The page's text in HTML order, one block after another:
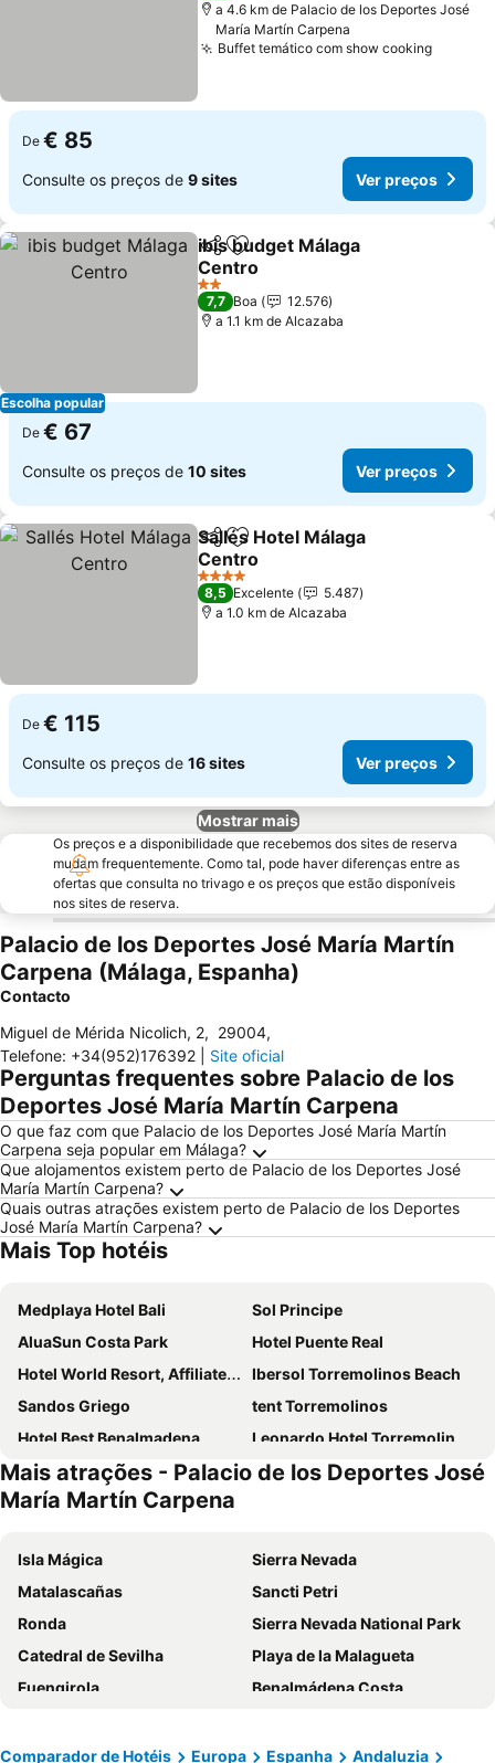
a 4.6 km de Palacio de los Deportes José
María Martín Carpena
Buffet temático com show cookingVer
De € 85
Consulte os preços de 9 sites Ver preços
Escolha popular
PartilharAdicionar aos favoritos
ibis budget Málaga
Centro
Ver preços
2 Estrelas
7,7 Boa
12.576
a 1.1 km de Alcazaba
De € 67
Consulte os preços de 10 sites Ver preços
PartilharAdicionar aos favoritos
Sallés Hotel Málaga
Centro
Ver preços
4 Estrelas
8,5 Excelente
5.487
a 1.0 km de Alcazaba
De € 115
Consulte os preços de 16 sites Ver preços
Mostrar mais
Os preços e a disponibilidade que recebemos dos sites de reserva
mudam frequentemente. Como tal, pode haver diferenças entre as
ofertas que consulta no trivago e os preços que estão disponíveis
nos sites de reserva.
Palacio de los Deportes José María Martín
Carpena (Málaga, Espanha)
Contacto
Miguel de Mérida Nicolich, 2, 29004,
Telefone: +34(952)176392 Site oficial
Perguntas frequentes sobre Palacio de los
Deportes José María Martín Carpena
O que faz com que Palacio de los Deportes José María Martín
Carpena seja popular em Málaga?
Que alojamentos existem perto de Palacio de los Deportes José
María Martín Carpena?
Quais outras atrações existem perto de Palacio de los Deportes
José María Martín Carpena?
Mais Top hotéis
Medplaya Hotel Bali
Sol Principe
AluaSun Costa Park
Hotel Puente Real
Hotel World Resort, Affiliated by Meliá
Ibersol Torremolinos Beach
Sandos Griego
tent Torremolinos
Hotel Best Benalmadena
Leonardo Hotel Torremolinos Costa del Sol
Hotel Best Siroco
Holiday World Polynesia Affiliated by Meliá
Ilunion Hacienda de Mijas
Hotel Málaga Alameda Centro Affiliated by Meliá
Ilunion Fuengirola
Hotel Monarque Torreblanca
Sol Torremolinos - Don Pedro
MedPlaya Hotel Alba Beach
Sol Puerto Marina
Ilunion Málaga
MS Amaragua Hotel & Convention Center
Holiday World Village Affiliated by Meliá
Sercotel Rosaleda Málaga
BLUESEA Calabahia
Sol Torremolinos - Don Pablo
Mais atrações - Palacio de los Deportes José
María Martín Carpena
Isla Mágica
Sierra Nevada
Matalascañas
Sancti Petri
Ronda
Sierra Nevada National Park
Catedral de Sevilha
Playa de la Malagueta
Fuengirola
Benalmádena Costa
Praça de Espanha
Feria de Sevilla
Comparador de Hotéis Europa Espanha
Andaluzia